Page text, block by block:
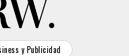
y Publicidad